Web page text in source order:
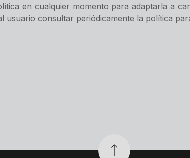
en cualquier momento para adaptarla a
usuario consultar periódicamente la política